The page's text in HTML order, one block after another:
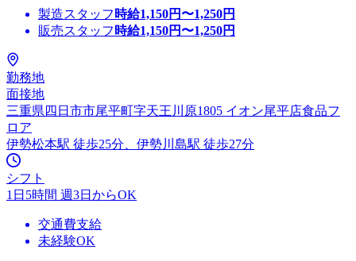
製造スタッフ 時給1,150円〜1,250円
販売スタッフ 時給1,150円〜1,250円
勤務地
面接地
三重県四日市市尾平町字天王川原1805 イオン尾平店食品フ
ロア
伊勢松本駅 徒歩25分、伊勢川島駅 徒歩27分
シフト
1日5時間 週3日からOK
交通費支給
未経験OK